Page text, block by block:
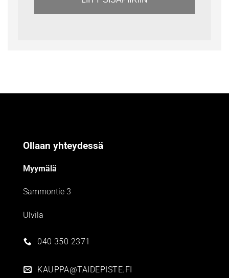
Ollaan yhteydessä
Myymälä
Sammontie 3
Ulvila
040 350 2371
KAUPPA@TAIDEPISTE.FI